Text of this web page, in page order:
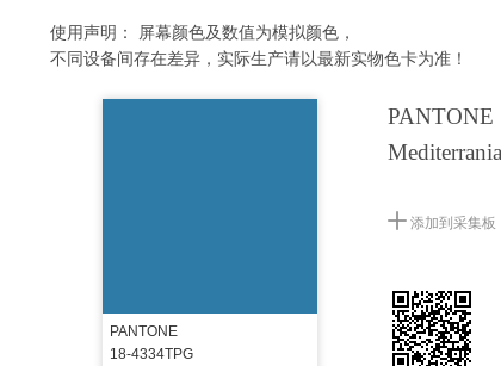
使用声明： 屏幕颜色及数值为模拟颜色，
不同设备间存在差异，实际生产请以最新实物色卡为准！
PANTONE
18-4334TPG
PANTONE
添加到采集板